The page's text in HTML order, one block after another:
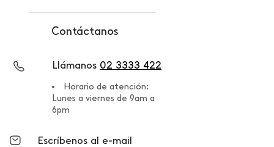
Contáctanos
Llámanos 02 3333 422
Horario de atención:
Lunes a viernes de 9am a
6pm
Escríbenos al e-mail